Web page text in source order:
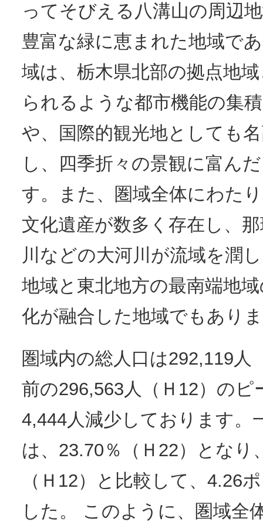
ってそびえる八溝山の周辺
豊富な緑に恵まれた地域で
域は、栃木県北部の拠点地
られるような都市機能の集
や、国際的観光地としても
し、四季折々の景観に富ん
す。また、圏域全体にわた
文化遺産が数多く存在し、
川などの大河川が流域を潤
地域と東北地方の最南端地
化が融合した地域でもあり
圏域内の総人口は292,119人
前の296,563人（Ｈ12）のピ
4,444人減少しております。
は、23.70％（Ｈ22）となり
（Ｈ12）と比較して、4.26
した。 このように、圏域全